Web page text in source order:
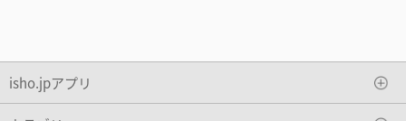
isho.jpアプリ